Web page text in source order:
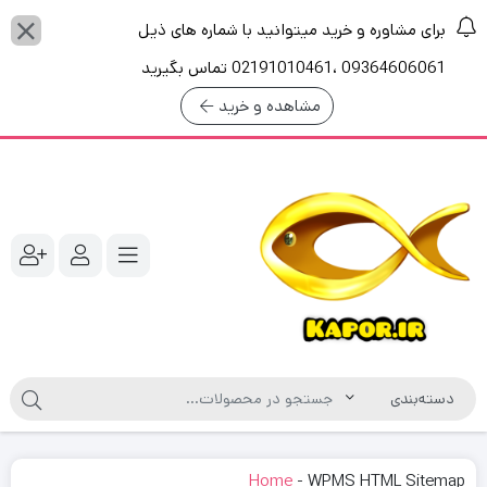
برای مشاوره و خرید میتوانید با شماره های ذیل
09364606061 ،02191010461 تماس بگیرید
مشاهده و خرید
Home - WPMS HTML Sitemap